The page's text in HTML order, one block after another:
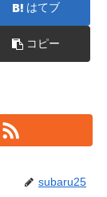
はてブ
コピー
subaru25